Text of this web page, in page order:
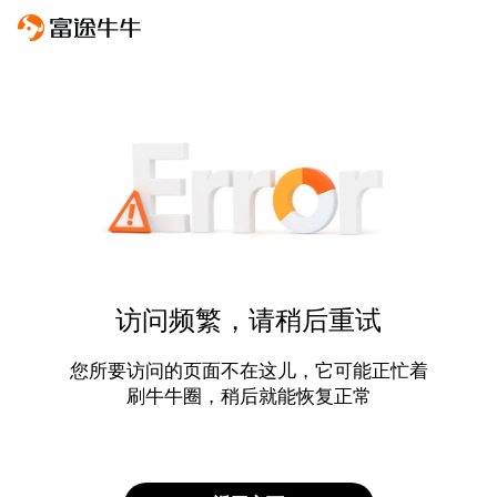
访问频繁，请稍后重试
您所要访问的页面不在这儿，它可能正忙着
刷牛牛圈，稍后就能恢复正常